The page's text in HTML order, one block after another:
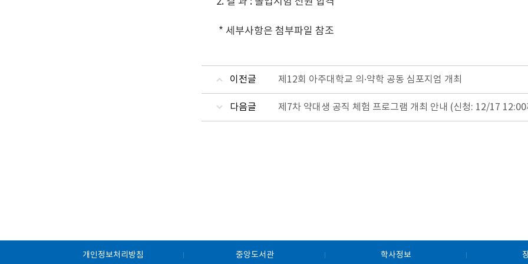
* 세부사항은 첨부파일 참조
이전글 제12회 아주대학교 의·약학 공동 심포지엄 개최
다음글 제7차 약대생 공직 체험 프로그램 개최 안내 (신청: 12/17
개인정보처리방침 중앙도서관 학사정보